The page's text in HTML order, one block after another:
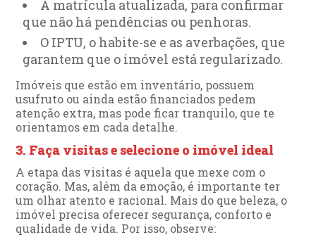
A matrícula atualizada, para confirmar
que não há pendências ou penhoras.
O IPTU, o habite-se e as averbações, que
garantem que o imóvel está regularizado.
Imóveis que estão em inventário, possuem
usufruto ou ainda estão financiados pedem
atenção extra, mas pode ficar tranquilo, que te
orientamos em cada detalhe.
3. Faça visitas e selecione o imóvel ideal
A etapa das visitas é aquela que mexe com o
coração. Mas, além da emoção, é importante ter
um olhar atento e racional. Mais do que beleza, o
imóvel precisa oferecer segurança, conforto e
qualidade de vida. Por isso, observe: